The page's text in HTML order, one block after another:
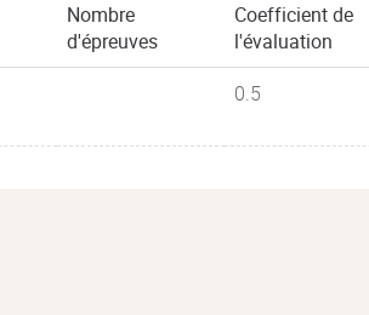
Nombre
d'épreuves
Coefficient de
l'évaluation
0.5